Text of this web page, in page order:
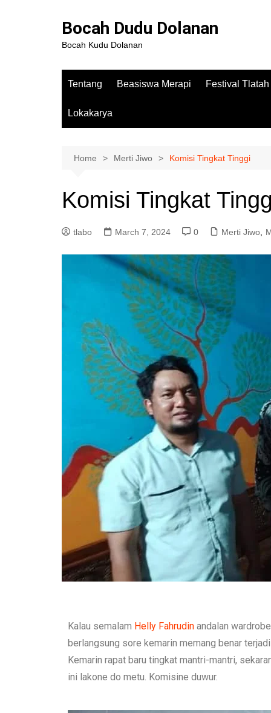
Bocah Dudu Dolanan
Bocah Kudu Dolanan
Tentang Beasiswa Merapi Festival
Lokakarya
Home Merti Jiwo Komisi Tingkat Tinggi
Komisi Tingkat
tlabo March 7, 2024 0 Merti Jiwo
Kalau semalam Helly Fahrudin andalan
berlangsung sore kemarin memang benar
Kemarin rapat baru tingkat mantri-mantri,
ini lakone do metu. Komisine duwur.